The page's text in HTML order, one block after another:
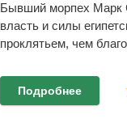
Бывший морпех Марк
власть и силы
проклятьем, чем
Подробнее